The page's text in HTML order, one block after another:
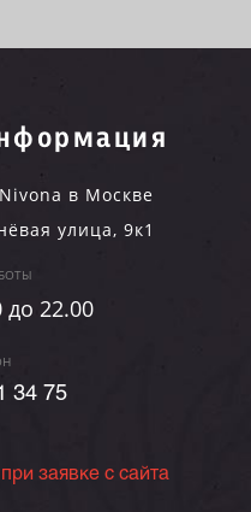
в Москве
улица, 9к1
22.00
34 75
заявке с сайта